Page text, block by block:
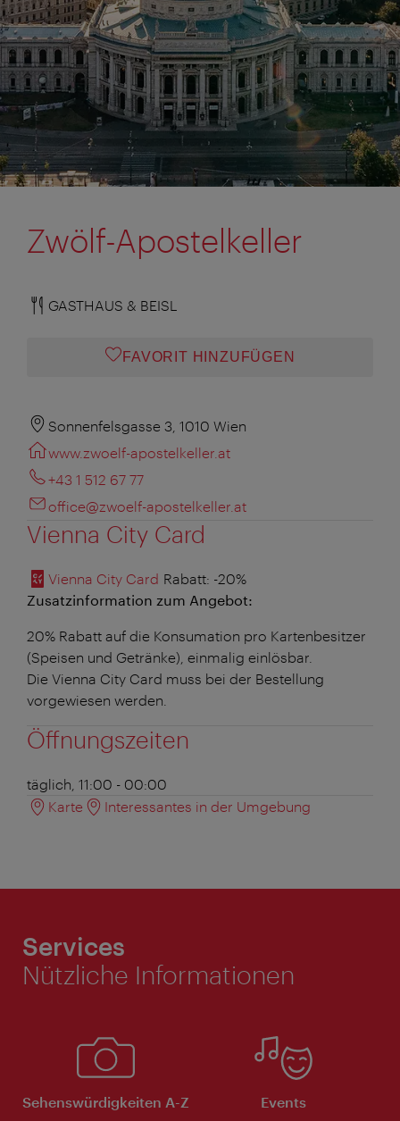
Zwölf-Apostelkeller
GASTHAUS & BEISL
FAVORIT HINZUFÜGEN
Sonnenfelsgasse 3, 1010 Wien
www.zwoelf-apostelkeller.at
+43 1 512 67 77
office@zwoelf-apostelkeller.at
Vienna City Card
Vienna City Card Rabatt: -20%
Zusatzinformation zum Angebot:
20% Rabatt auf die Konsumation pro Kartenbesitzer
(Speisen und Getränke), einmalig einlösbar.
Die Vienna City Card muss bei der Bestellung
vorgewiesen werden.
Öffnungszeiten
täglich, 11:00 - 00:00
Karte
Interessantes in der Umgebung
Services
Nützliche Informationen
Sehenswürdigkeiten A-Z Events